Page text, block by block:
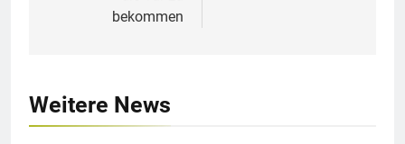
bekommen
Weitere News